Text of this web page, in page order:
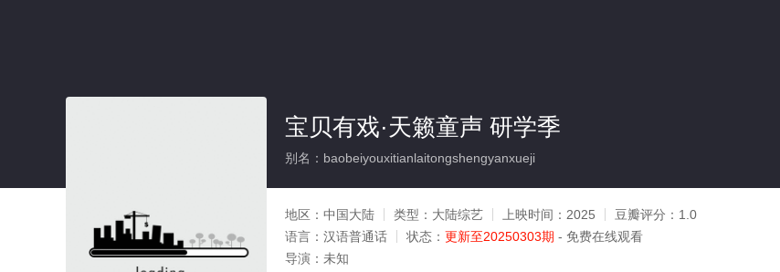
宝贝有戏·天籁童声 研学季
别名：baobeiyouxitianlaitongshengyanxueji
地区： 中国大陆 类型： 大陆综艺 上映时间： 2025 豆瓣评分： 1.0
语言： 汉语普通话 状态： 更新至20250303期 - 免费在线观看
导演： 未知